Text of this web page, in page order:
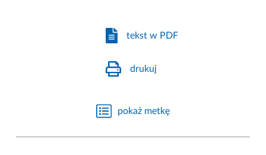
tekst w PDF
drukuj
pokaż metkę